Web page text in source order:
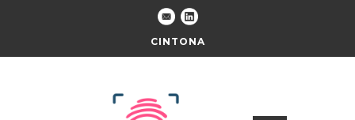
CINTONA